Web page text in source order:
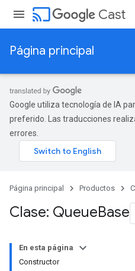
cast Cast
Página principal
Google utiliza tecnología de IA
preferido. Las traducciones
errores.
Página principal Productos
Clase: QueueBase
En esta página
Constructor